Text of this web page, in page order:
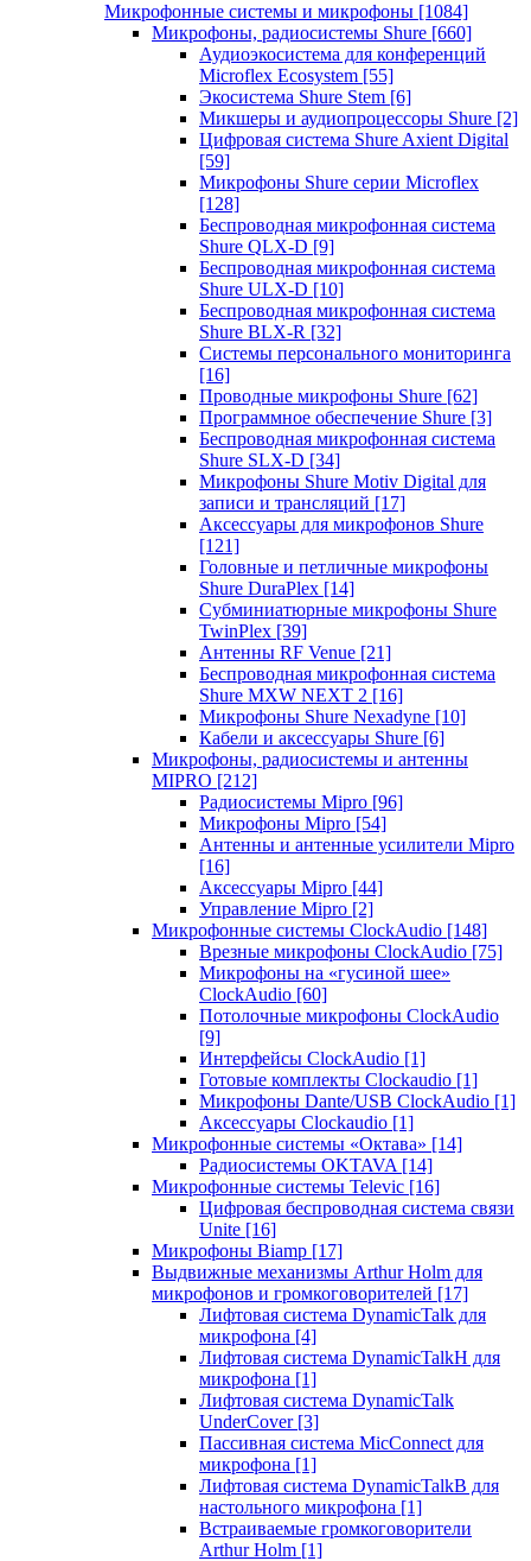
Микрофонные системы и микрофоны [1084]
Микрофоны, радиосистемы Shure [660]
Аудиоэкосистема для конференций
Microflex Ecosystem [55]
Экосистема Shure Stem [6]
Микшеры и аудиопроцессоры Shure [2]
Цифровая система Shure Axient Digital
[59]
Микрофоны Shure серии Microflex
[128]
Беспроводная микрофонная система
Shure QLX-D [9]
Беспроводная микрофонная система
Shure ULX-D [10]
Беспроводная микрофонная система
Shure BLX-R [32]
Системы персонального мониторинга
[16]
Проводные микрофоны Shure [62]
Программное обеспечение Shure [3]
Беспроводная микрофонная система
Shure SLX-D [34]
Микрофоны Shure Motiv Digital для
записи и трансляций [17]
Аксессуары для микрофонов Shure
[121]
Головные и петличные микрофоны
Shure DuraPlex [14]
Субминиатюрные микрофоны Shure
TwinPlex [39]
Антенны RF Venue [21]
Беспроводная микрофонная система
Shure MXW NEXT 2 [16]
Микрофоны Shure Nexadyne [10]
Кабели и аксессуары Shure [6]
Микрофоны, радиосистемы и антенны
MIPRO [212]
Радиосистемы Mipro [96]
Микрофоны Mipro [54]
Антенны и антенные усилители Mipro
[16]
Аксессуары Mipro [44]
Управление Mipro [2]
Микрофонные системы ClockAudio [148]
Врезные микрофоны ClockAudio [75]
Микрофоны на «гусиной шее»
ClockAudio [60]
Потолочные микрофоны ClockAudio
[9]
Интерфейсы ClockAudio [1]
Готовые комплекты Clockaudio [1]
Микрофоны Dante/USB ClockAudio [1]
Аксессуары Clockaudio [1]
Микрофонные системы «Октава» [14]
Радиосистемы OKTAVA [14]
Микрофонные системы Televic [16]
Цифровая беспроводная система связи
Unite [16]
Микрофоны Biamp [17]
Выдвижные механизмы Arthur Holm для
микрофонов и громкоговорителей [17]
Лифтовая система DynamicTalk для
микрофона [4]
Лифтовая система DynamicTalkH для
микрофона [1]
Лифтовая система DynamicTalk
UnderCover [3]
Пассивная система MicConnect для
микрофона [1]
Лифтовая система DynamicTalkB для
настольного микрофона [1]
Встраиваемые громкоговорители
Arthur Holm [1]